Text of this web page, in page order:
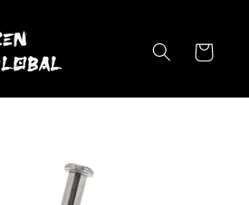
Cart